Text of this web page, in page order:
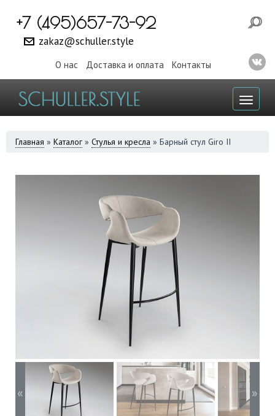
+7 (495)657-73-92
zakaz@schuller.style
О нас Доставка и оплата Контакты
ВЫ
Главная » Каталог » Стулья и кресла » Барный стул Giro II
« »